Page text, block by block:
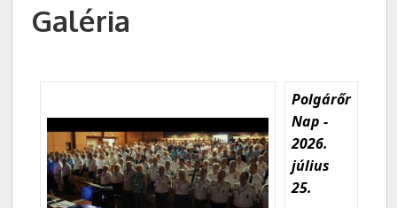
Galéria
Polgárőr
Nap -
2026.
július
25.